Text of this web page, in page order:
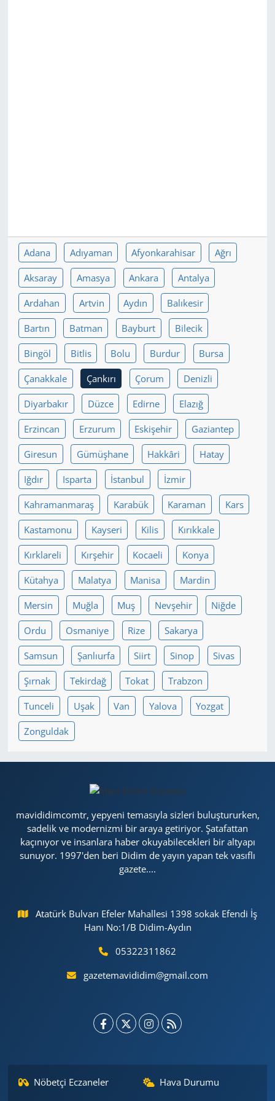
Adana Adıyaman Afyonkarahisar Ağrı
Aksaray Amasya Ankara Antalya
Ardahan Artvin Aydın Balıkesir
Bartın Batman Bayburt Bilecik
Bingöl Bitlis Bolu Burdur Bursa
Çanakkale Çankırı Çorum Denizli
Diyarbakır Düzce Edirne Elazığ
Erzincan Erzurum Eskişehir Gaziantep
Giresun Gümüşhane Hakkâri Hatay
Iğdır Isparta İstanbul İzmir
Kahramanmaraş Karabük Karaman Kars
Kastamonu Kayseri Kilis Kırıkkale
Kırklareli Kırşehir Kocaeli Konya
Kütahya Malatya Manisa Mardin
Mersin Muğla Muş Nevşehir Niğde
Ordu Osmaniye Rize Sakarya
Samsun Şanlıurfa Siirt Sinop Sivas
Şırnak Tekirdağ Tokat Trabzon
Tunceli Uşak Van Yalova Yozgat
Zonguldak
mavididimcomtr, yepyeni temasıyla sizleri buluştururken,
sadelik ve modernizmi bir araya getiriyor. Şatafattan
kaçınıyor ve insanlara haber okuyabilecekleri bir altyapı
sunuyor. 1997'den beri Didim de yayın yapan tek vasıflı
gazete....
Atatürk Bulvarı Efeler Mahallesi 1398 sokak Efendi İş
Hanı No:1/B Didim-Aydın
05322311862
gazetemavididim@gmail.com
Nöbetçi Eczaneler
Hava Durumu
SİYASET
SPOR
Yerel